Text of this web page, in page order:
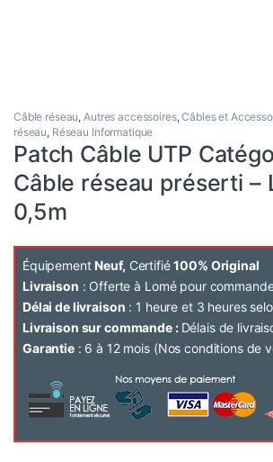
Câble réseau,Autres accessoires,Câbles et
réseau, Réseau Informatique
Patch Câble UTP
Câble réseau préserti –
0,5m
Équipement Neuf, Certifié100% Original
Livraison : Offerte à Lomé pour
Délai de livraison : 1 heure et 3 heures
Livraison sur commande : Délais de
Garantie: 6 à 12 mois (Nos conditions de